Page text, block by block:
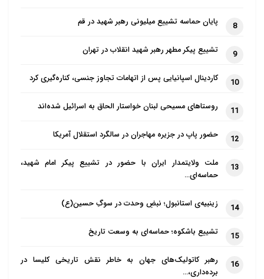
8 پایان حماسه تشییع میلیونی رهبر شهید در قم
9 تشییع پیکر مطهر رهبر شهید انقلاب در تهران
10 کاردینال اسپانیایی پس از اتهامات تجاوز جنسی، کناره‌گیری کرد
11 روستاهای مسیحی لبنان خواستار الحاق به اسرائیل شده‌اند
12 حضور پاپ در جزیره مهاجران در سالگرد استقلال آمریکا
13
ملت ولایتمدار ایران با حضور در تشییع پیکر امام شهید،
حماسه‌ای…
14 زینبیه‌ی استانبول؛ نبضِ وحدت در سوگِ حسین(ع)
15 تشییع باشکوه؛ حماسه‌ای به وسعت تاریخ
16
رهبر کاتولیک‌های جهان به خاطر نقش تاریخی کلیسا در
برده‌داری،…